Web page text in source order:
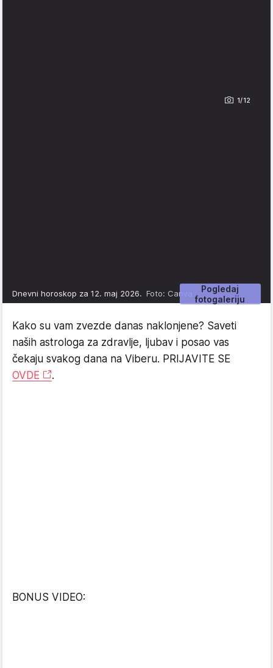
1/12
Pogledaj
fotogaleriju
Dnevni horoskop za 12. maj 2026. Foto: Canva
Kako su vam zvezde danas naklonjene? Saveti
naših astrologa za zdravlje, ljubav i posao vas
čekaju svakog dana na Viberu. PRIJAVITE SE
OVDE
.
BONUS VIDEO: